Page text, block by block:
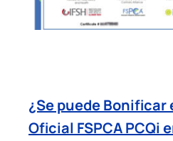
¿Se puede Bonificar
Oficial FSPCA PCQi